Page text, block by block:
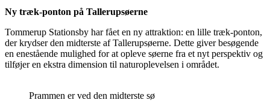
i
Ny træk-ponton på Tallerupsøerne
Tommerup Stationsby har fået en ny attraktion: en lille træk-ponton,
der krydser den midterste af Tallerupsøerne. Dette giver besøgende
en enestående mulighed for at opleve søerne fra et nyt perspektiv og
tilføjer en ekstra dimension til naturoplevelsen i området.
Prammen er ved den midterste sø